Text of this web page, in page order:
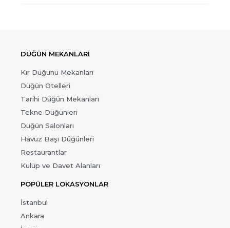
DÜĞÜN MEKANLARI
Kır Düğünü Mekanları
Düğün Otelleri
Tarihi Düğün Mekanları
Tekne Düğünleri
Düğün Salonları
Havuz Başı Düğünleri
Restaurantlar
Kulüp ve Davet Alanları
POPÜLER LOKASYONLAR
İstanbul
Ankara